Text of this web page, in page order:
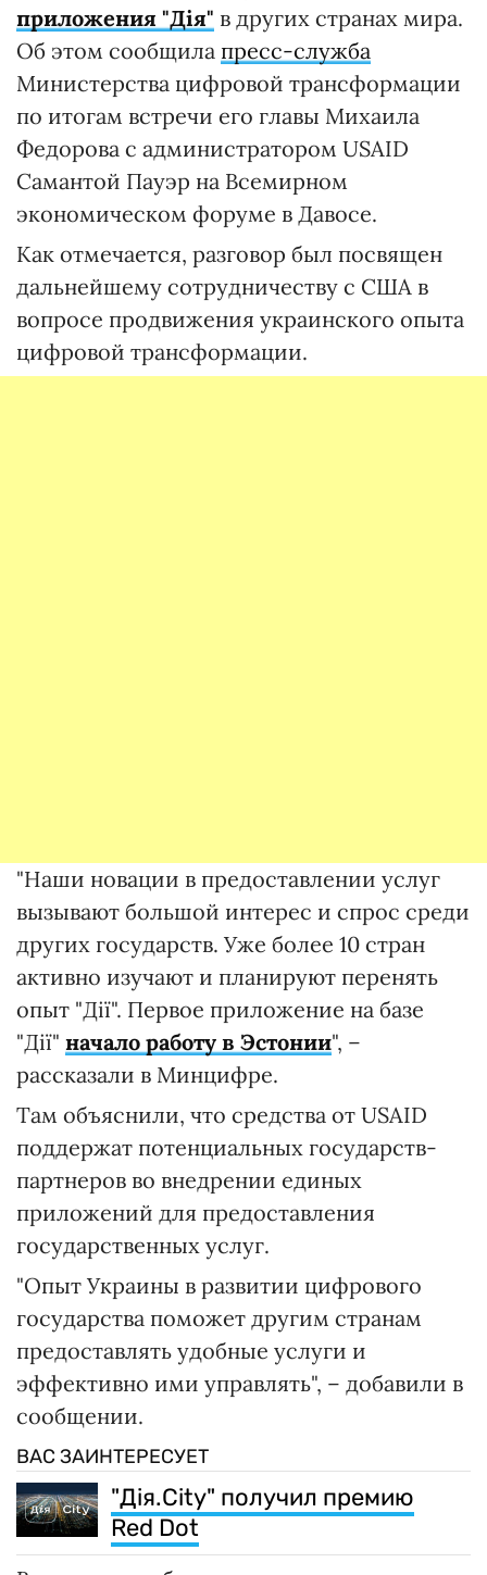
приложения "Дія" в других странах мира.
Об этом сообщила пресс-служба
Министерства цифровой трансформации
по итогам встречи его главы Михаила
Федорова с администратором USAID
Самантой Пауэр на Всемирном
экономическом форуме в Давосе.
Как отмечается, разговор был посвящен
дальнейшему сотрудничеству с США в
вопросе продвижения украинского опыта
цифровой трансформации.
"Наши новации в предоставлении услуг
вызывают большой интерес и спрос среди
других государств. Уже более 10 стран
активно изучают и планируют перенять
опыт "Дії". Первое приложение на базе
"Дії" начало работу в Эстонии", –
рассказали в Минцифре.
Там объяснили, что средства от USAID
поддержат потенциальных государств-
партнеров во внедрении единых
приложений для предоставления
государственных услуг.
"Опыт Украины в развитии цифрового
государства поможет другим странам
предоставлять удобные услуги и
эффективно ими управлять", – добавили в
сообщении.
ВАС ЗАИНТЕРЕСУЕТ
"Дія.City" получил премию
Red Dot